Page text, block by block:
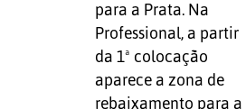
para a Prata. Na
Professional, a partir
da 1ª colocação
aparece a zona de
rebaixamento para a